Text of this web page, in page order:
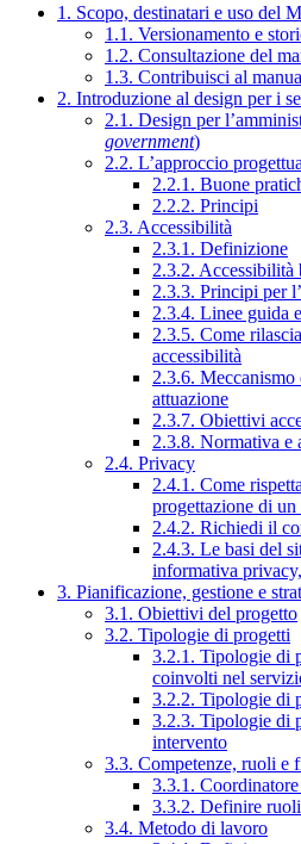
1. Scopo, destinatari e uso del
1.1. Versionamento e
1.2. Consultazione del
1.3. Contribuisci al
2. Introduzione al design per i
2.1. Design per
government)
2.2. L’approccio
2.2.1. Buone
2.2.2. Principi
2.3. Accessibilità
2.3.1. Definizione
2.3.2. Accessibilità
2.3.3. Principi per
2.3.4. Linee guida
2.3.5. Come
accessibilità
2.3.6. Meccanismo
attuazione
2.3.7. Obiettivi
2.3.8. Normativa e
2.4. Privacy
2.4.1. Come
progettazione di
2.4.2. Richiedi il
2.4.3. Le basi del
informativa
3. Pianificazione, gestione e
3.1. Obiettivi del progetto
3.2. Tipologie di progetti
3.2.1. Tipologie di
coinvolti nel
3.2.2. Tipologie di
3.2.3. Tipologie di
intervento
3.3. Competenze, ruoli e
3.3.1.
3.3.2. Definire
3.4. Metodo di lavoro